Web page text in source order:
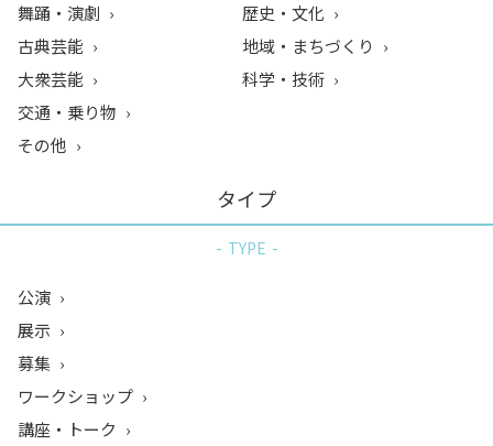
舞踊・演劇
古典芸能
大衆芸能
歴史・文化
地域・まちづくり
科学・技術
交通・乗り物
その他
タイプ
TYPE
公演
展示
募集
ワークショップ
講座・トーク